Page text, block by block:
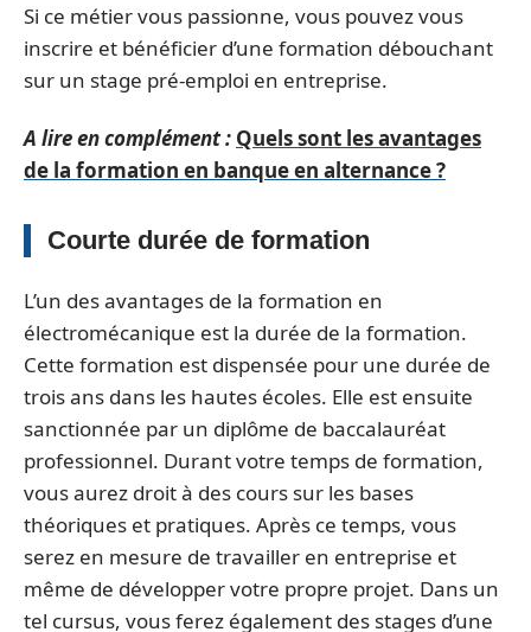
Si ce métier vous passionne, vous pouvez vous
inscrire et bénéficier d’une formation débouchant
sur un stage pré-emploi en entreprise.
A lire en complément : Quels sont les avantages
de la formation en banque en alternance ?
Courte durée de formation
L’un des avantages de la formation en
électromécanique est la durée de la formation.
Cette formation est dispensée pour une durée de
trois ans dans les hautes écoles. Elle est ensuite
sanctionnée par un diplôme de baccalauréat
professionnel. Durant votre temps de formation,
vous aurez droit à des cours sur les bases
théoriques et pratiques. Après ce temps, vous
serez en mesure de travailler en entreprise et
même de développer votre propre projet. Dans un
tel cursus, vous ferez également des stages d’une